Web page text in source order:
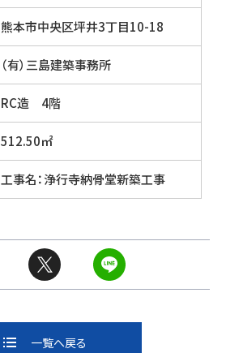
熊本市中央区坪井3丁目10-18
（有）三島建築事務所
RC造 4階
512.50㎡
工事名：浄行寺納骨堂新築工事
一覧へ戻る